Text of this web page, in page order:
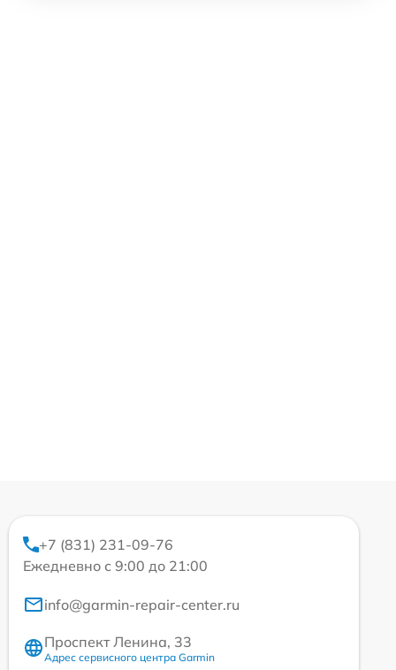
+7 (831) 231-09-76
Ежедневно с 9:00 до 21:00
info@garmin-repair-center.ru
Проспект Ленина, 33
Адрес сервисного центра Garmin